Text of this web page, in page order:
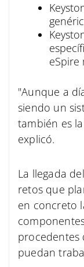
eSpire
"Aunque a
siendo un
también es
explicó.
La llegada
retos que
en concreto
procedentes
puedan